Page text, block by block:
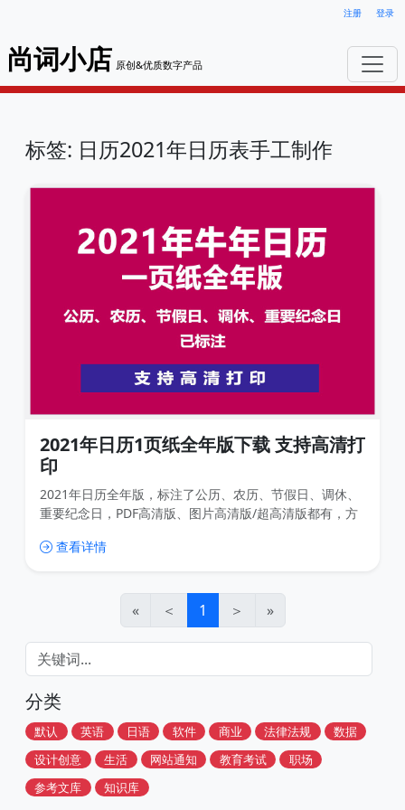
注册 登录
尚词小店 原创&优质数字产品
标签: 日历2021年日历表手工制作
2021年日历1页纸全年版下载 支持高清打
印
2021年日历全年版，标注了公历、农历、节假日、调休、
重要纪念日，PDF高清版、图片高清版/超高清版都有，方
查看详情
« ＜ 1 ＞ »
分类
默认 英语 日语 软件 商业 法律法规
数据
设计创意
生活 网站通知 教育考试
职场
参考文库
知识库